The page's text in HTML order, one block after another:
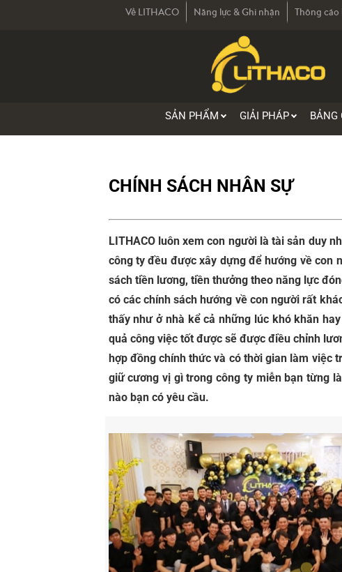
Về LITHACO Năng lực & Ghi nhận Thông cáo
SẢN PHẨM GIẢI PHÁP BẢNG
CHÍNH SÁCH NHÂN SỰ
LITHACO luôn xem con người là tài sản duy
công ty đều được xây dựng để hướng về con
sách tiền lương, tiền thưởng theo năng lực
có các chính sách hướng về con người rất
thấy như ở nhà kể cả những lúc khó khăn
quả công việc tốt được sẽ được điều chỉnh
hợp đồng chính thức và có thời gian làm việc
giữ cương vị gì trong công ty miễn bạn từng
nào bạn có yêu cầu.